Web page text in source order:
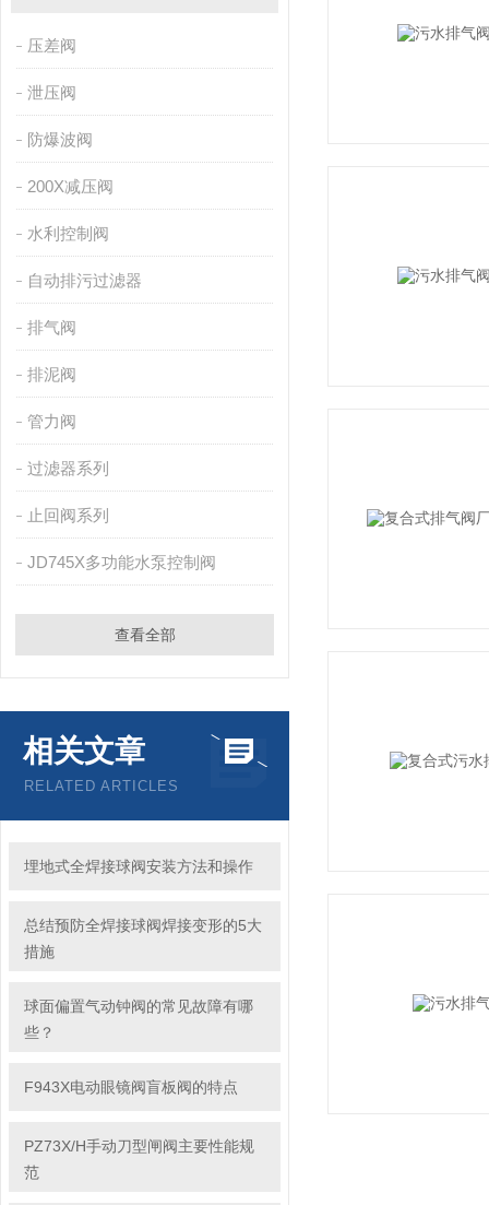
压差阀
泄压阀
防爆波阀
200X减压阀
水利控制阀
自动排污过滤器
排气阀
排泥阀
管力阀
过滤器系列
止回阀系列
JD745X多功能水泵控制阀
查看全部
相关文章
RELATED ARTICLES
埋地式全焊接球阀安装方法和操作
总结预防全焊接球阀焊接变形的5大
措施
球面偏置气动钟阀的常见故障有哪
些？
F943X电动眼镜阀盲板阀的特点
PZ73X/H手动刀型闸阀主要性能规
范